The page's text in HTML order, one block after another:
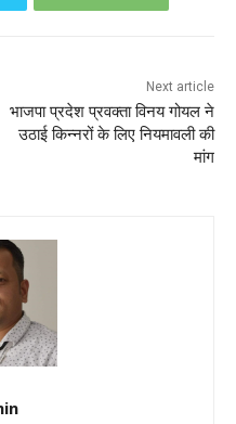
Next article
भाजपा प्रदेश प्रवक्ता विनय गोयल ने
उठाई किन्नरों के लिए नियमावली की
मांग